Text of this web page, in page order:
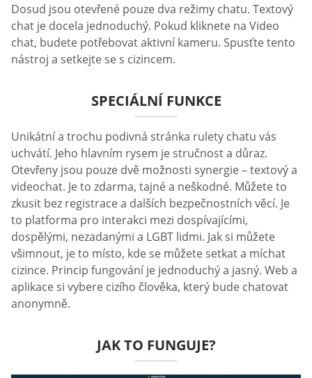
Dosud jsou otevřené pouze dva režimy chatu. Textový
chat je docela jednoduchý. Pokud kliknete na Video
chat, budete potřebovat aktivní kameru. Spusťte tento
nástroj a setkejte se s cizincem.
SPECIÁLNÍ FUNKCE
Unikátní a trochu podivná stránka rulety chatu vás
uchvátí. Jeho hlavním rysem je stručnost a důraz.
Otevřeny jsou pouze dvě možnosti synergie – textový a
videochat. Je to zdarma, tajné a neškodné. Můžete to
zkusit bez registrace a dalších bezpečnostních věcí. Je
to platforma pro interakci mezi dospívajícími,
dospělými, nezadanými a LGBT lidmi. Jak si můžete
všimnout, je to místo, kde se můžete setkat a míchat
cizince. Princip fungování je jednoduchý a jasný. Web a
aplikace si vybere cizího člověka, který bude chatovat
anonymně.
JAK TO FUNGUJE?